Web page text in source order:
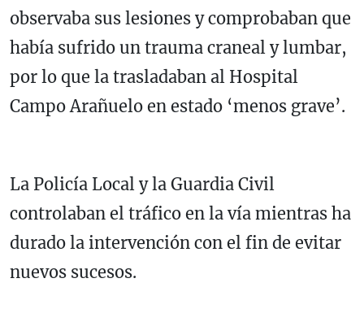
observaba sus lesiones y comprobaban que
había sufrido un trauma craneal y lumbar,
por lo que la trasladaban al Hospital
Campo Arañuelo en estado ‘menos grave’.
La Policía Local y la Guardia Civil
controlaban el tráfico en la vía mientras ha
durado la intervención con el fin de evitar
nuevos sucesos.